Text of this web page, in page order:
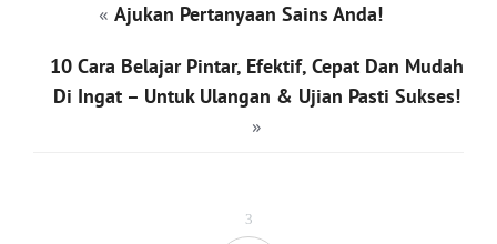
3
« Ajukan Pertanyaan Sains Anda!
10 Cara Belajar Pintar, Efektif, Cepat Dan Mudah
Di Ingat – Untuk Ulangan & Ujian Pasti Sukses!
»